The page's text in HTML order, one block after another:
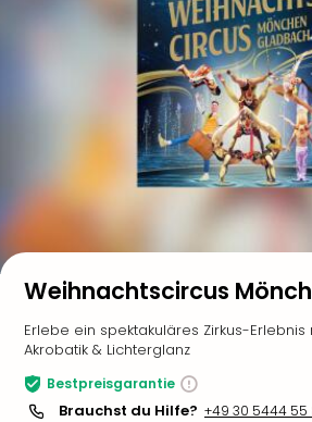
Weihnachtscircus
Erlebe ein spektakuläres Zirkus-
Akrobatik & Lichterglanz
Bestpreisgarantie
Brauchst du Hilfe? +49 30 5444 55